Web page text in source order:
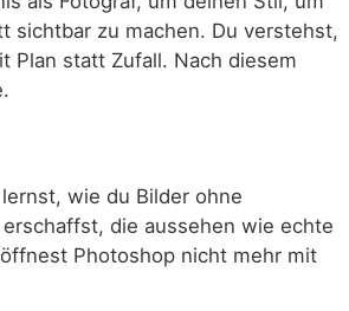
sichtbar zu machen. Du verstehst,
Plan statt Zufall. Nach diesem
lernst, wie du Bilder ohne
die aussehen wie echte
Photoshop nicht mehr mit